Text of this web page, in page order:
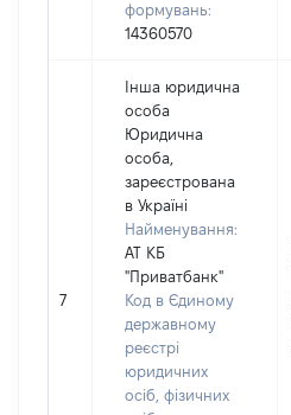
формувань:
14360570
7
Інша юридична
особа
Юридична
особа,
зареєстрована
в Україні
Найменування:
АТ КБ
"Приватбанк"
Код в Єдиному
державному
реєстрі
юридичних
осіб, фізичних